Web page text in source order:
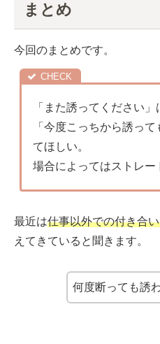
まとめ
今回のまとめです。
「また誘ってください
「今度こっちから誘っ
てほしい。
場合によってはストレー
最近は仕事以外での付き合
えてきていると聞きます。
何度断っても誘